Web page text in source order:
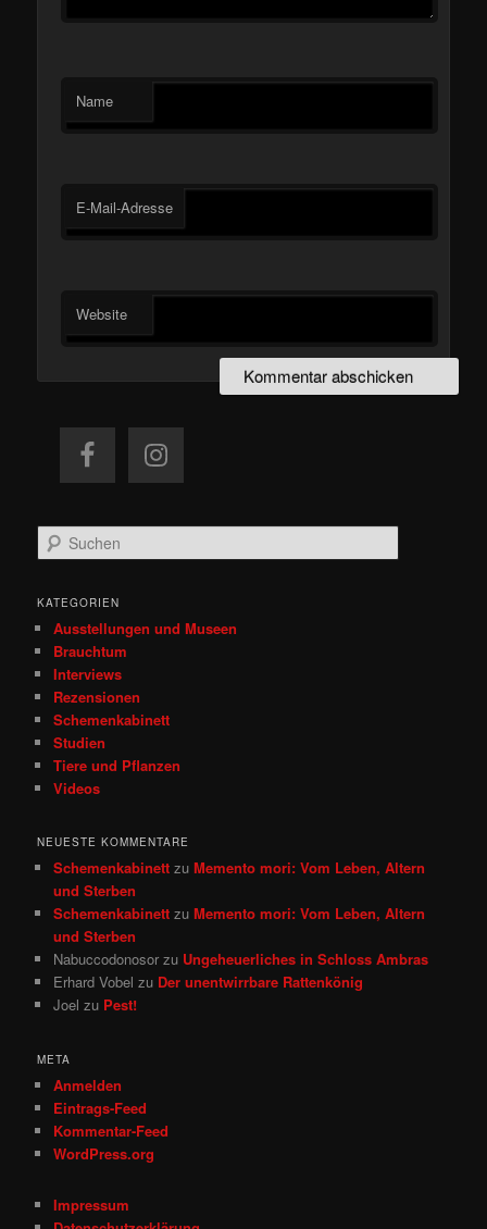
Name
E-Mail-Adresse
Website
u
h
KATEGORIEN
Ausstellungen und Museen
Brauchtum
Interviews
Rezensionen
Schemenkabinett
Studien
Tiere und Pflanzen
Videos
NEUESTE KOMMENTARE
Schemenkabinett zuMemento mori: Vom Leben, Altern
und Sterben
Schemenkabinett zuMemento mori: Vom Leben, Altern
und Sterben
Nabuccodonosor zu Ungeheuerliches in Schloss Ambras
Erhard Vobel zu Der unentwirrbare Rattenkönig
Joel zu Pest!
META
Anmelden
Eintrags-Feed
Kommentar-Feed
WordPress.org
Impressum